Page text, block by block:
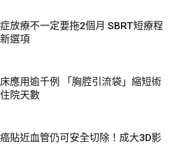
放療不一定要拖2個月 SBRT短療程
選項
應用逾千例 「胸腔引流袋」縮短術
院天數
貼近血管仍可安全切除！成大3D影